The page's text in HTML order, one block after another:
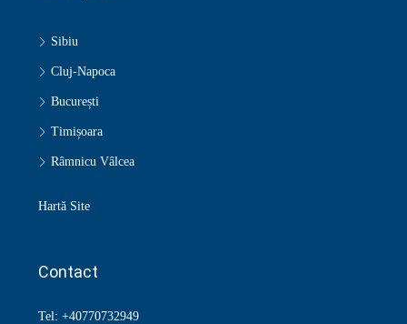
Sibiu
Cluj-Napoca
București
Timișoara
Râmnicu Vâlcea
Hartă Site
Contact
Tel: +40770732949